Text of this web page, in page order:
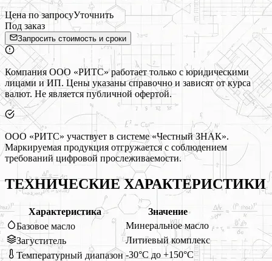
Цена по запросуУточнить
Под заказ
Запросить стоимость и сроки
Компания ООО «РИТС» работает только с юридическими
лицами и ИП. Цены указаны справочно и зависят от курса
валют. Не является публичной офертой.
ООО «РИТС» участвует в системе «Честный ЗНАК».
Маркируемая продукция отгружается с соблюдением
требований цифровой прослеживаемости.
ТЕХНИЧЕСКИЕ ХАРАКТЕРИСТИКИ
Характеристика
Значение
Базовое масло
Минеральное масло
Загуститель
Литиевый комплекс
Температурный диапазон -30°C до +150°C